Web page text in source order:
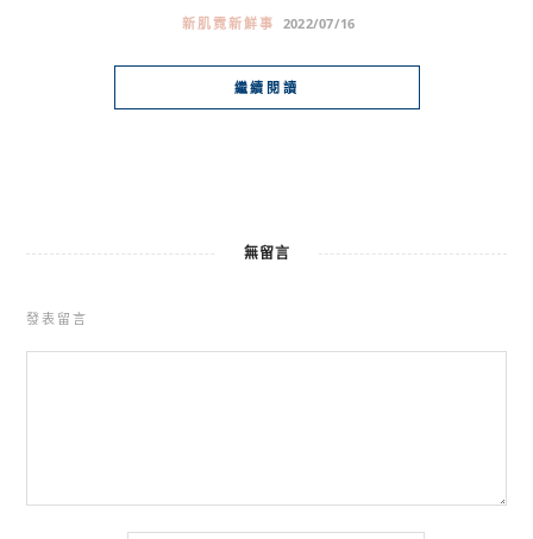
新肌霓新鮮事 2022/07/16
繼續閱讀
無留言
發表留言